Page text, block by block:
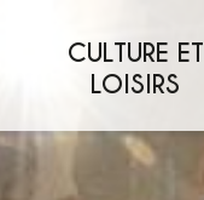
CULTURE ET
LOISIRS